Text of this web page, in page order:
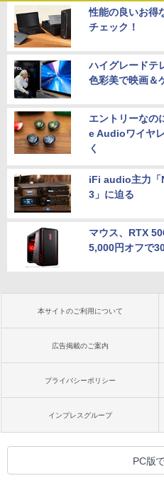
性能の良いお得
チェック！
ハイグレードテ
色彩美で映画＆
エントリーなの
e Audioワイヤ
く
iFi audio主力「
3」に迫る
マウス、RTX
5,000円オフで
本サイトのご利用について
広告掲載のご案内
プライバシーポリシー
インプレスグループ
PC版